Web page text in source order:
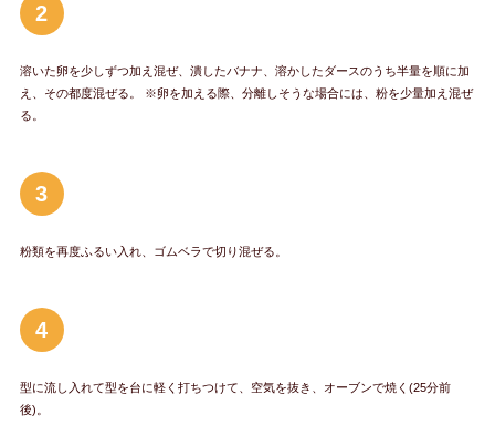
2
溶いた卵を少しずつ加え混ぜ、潰したバナナ、溶かしたダースのうち半量を順に加
え、その都度混ぜる。 ※卵を加える際、分離しそうな場合には、粉を少量加え混ぜ
る。
3
粉類を再度ふるい入れ、ゴムベラで切り混ぜる。
4
型に流し入れて型を台に軽く打ちつけて、空気を抜き、オーブンで焼く(25分前
後)。